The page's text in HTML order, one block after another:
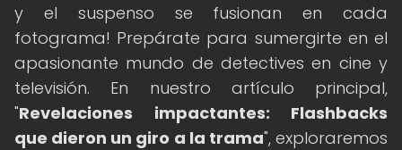
y el suspenso se fusionan en cada
fotograma! Prepárate para sumergirte en el
apasionante mundo de detectives en cine y
televisión. En nuestro artículo principal,
"Revelaciones impactantes: Flashbacks
que dieron un giro a la trama", exploraremos